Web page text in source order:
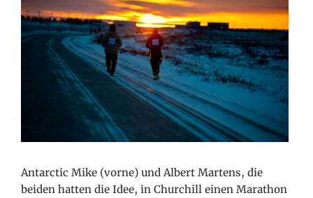
Antarctic Mike (vorne) und Albert Martens, die
beiden hatten die Idee, in Churchill einen Marathon